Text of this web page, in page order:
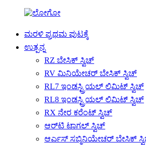
ಮರಳಿ ಪ್ರಥಮ ಪುಟಕ್ಕೆ
ಉತ್ಪನ್ನ
RZ ಬೇಸಿಕ್ ಸ್ವಿಚ್
RV ಮಿನಿಯೇಚರ್ ಬೇಸಿಕ್ ಸ್ವಿಚ್
RL7 ಇಂಡಸ್ಟ್ರಿಯಲ್ ಲಿಮಿಟ್ ಸ್ವಿಚ್
RL8 ಇಂಡಸ್ಟ್ರಿಯಲ್ ಲಿಮಿಟ್ ಸ್ವಿಚ್
RX ನೇರ ಕರೆಂಟ್ ಸ್ವಿಚ್
ಆರ್‌ಟಿ ಟಾಗಲ್ ಸ್ವಿಚ್
ಆರ್ಎಸ್ ಸಬ್ಮಿನಿಯೇಚರ್ ಬೇಸಿಕ್